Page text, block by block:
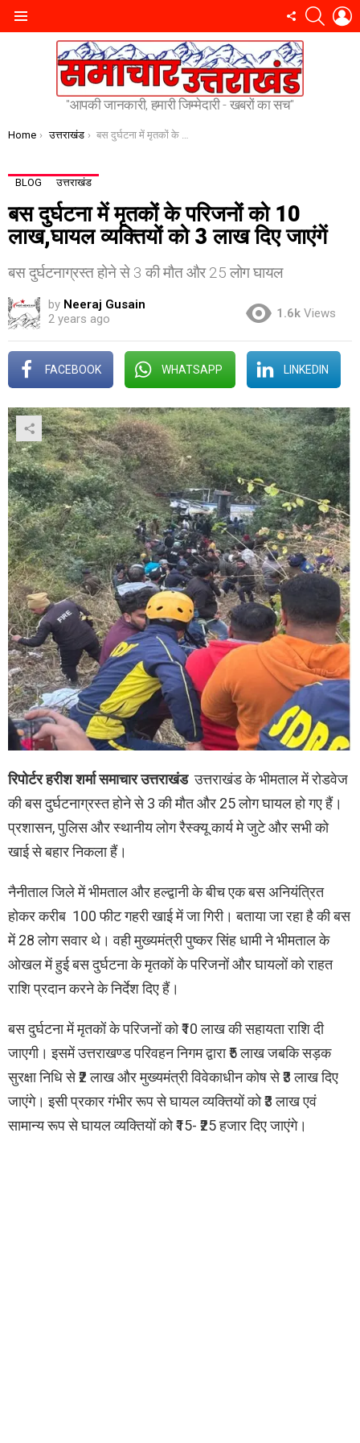
FOLLOW
"आपकी जानकारी, हमारी जिम्मेदारी - खबरों का सच"
You are here:
Home उत्तराखंड बस दुर्घटना में मृतकों के परिजनों को ₹10 लाख,घायल व्यक्तियों को ₹3 लाख दिए जाएंगें
BLOG उत्तराखंड
बस दुर्घटना में मृतकों के परिजनों को ₹10
लाख,घायल व्यक्तियों को ₹3 लाख दिए जाएंगें
बस दुर्घटनाग्रस्त होने से 3 की मौत और 25 लोग घायल
by Neeraj Gusain
2 years ago
1.6k Views
FACEBOOK WHATSAPP LINKEDIN
रिपोर्टर हरीश शर्मा समाचार उत्तराखंड उत्तराखंड के भीमताल में रोडवेज
की बस दुर्घटनाग्रस्त होने से 3 की मौत और 25 लोग घायल हो गए हैं।
प्रशासन, पुलिस और स्थानीय लोग रैस्क्यू कार्य मे जुटे और सभी को
खाई से बहार निकला हैं।
नैनीताल जिले में भीमताल और हल्द्वानी के बीच एक बस अनियंत्रित
होकर करीब 100 फीट गहरी खाई में जा गिरी। बताया जा रहा है की बस
में 28 लोग सवार थे। वही मुख्यमंत्री पुष्कर सिंह धामी ने भीमताल के
ओखल में हुई बस दुर्घटना के मृतकों के परिजनों और घायलों को राहत
राशि प्रदान करने के निर्देश दिए हैं।
बस दुर्घटना में मृतकों के परिजनों को ₹10 लाख की सहायता राशि दी
जाएगी। इसमें उत्तराखण्ड परिवहन निगम द्वारा ₹5 लाख जबकि सड़क
सुरक्षा निधि से ₹2 लाख और मुख्यमंत्री विवेकाधीन कोष से ₹3 लाख दिए
जाएंगे। इसी प्रकार गंभीर रूप से घायल व्यक्तियों को ₹3 लाख एवं
सामान्य रूप से घायल व्यक्तियों को ₹15- ₹25 हजार दिए जाएंगे।